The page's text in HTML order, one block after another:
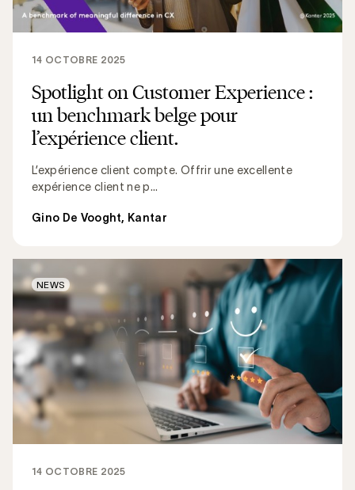
Spotlight on Customer Experience :
un benchmark belge pour
l’expérience client.
L’expérience client compte. Offrir une excellente
expérience client ne p...
14 OCTOBRE 2025
Gino De Vooght, Kantar
14 OCTOBRE 2025
NEWS